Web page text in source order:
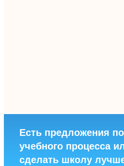
Есть предложения
учебного процесса
сделать школу